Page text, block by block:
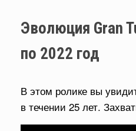
Эволюция Gran
по 2022 год
В этом ролике вы
в течении 25 лет.